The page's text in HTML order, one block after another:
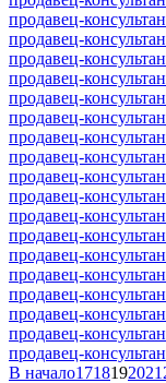
продавец-
продавец-
продавец-
продавец-
продавец-
продавец-
продавец-
продавец-
продавец-
продавец-
продавец-
продавец-
продавец-
продавец-
продавец-
продавец-
продавец-
продавец-
В начало1718192021